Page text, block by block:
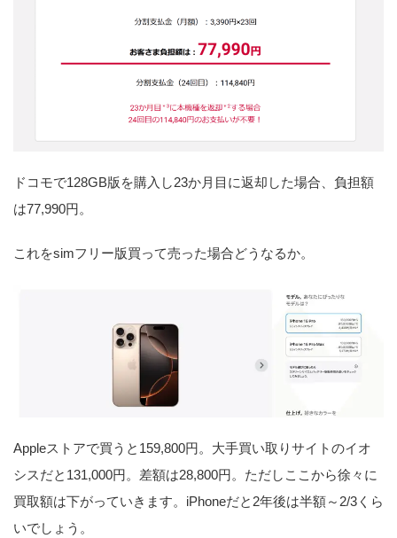
ドコモで128GB版を購入し23か月目に返却した場合、負担額
は77,990円。
これをsimフリー版買って売った場合どうなるか。
Appleストアで買うと159,800円。大手買い取りサイトのイオ
シスだと131,000円。差額は28,800円。ただしここから徐々に
買取額は下がっていきます。iPhoneだと2年後は半額～2/3くら
いでしょう。